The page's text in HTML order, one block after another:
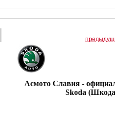
Асмото Славия -
Skoda